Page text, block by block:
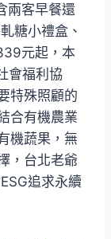
兩客早餐還
糖小禮盒、
元起，本
會福利協
特殊照顧的
合有機農業
機蔬果，無
，台北老爺
追求永續